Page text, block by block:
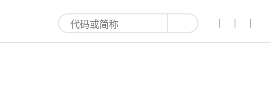
不良网站下载官方版-红利来